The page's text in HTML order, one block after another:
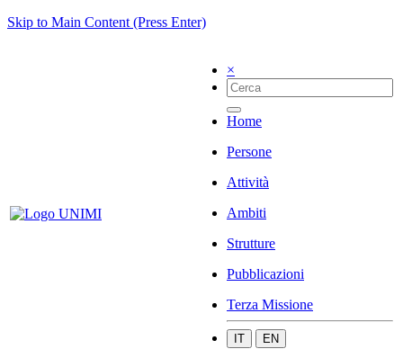
Skip to Main Content (Press Enter)
×
Home
Persone
Attività
Ambiti
Strutture
Pubblicazioni
Terza Missione
IT EN